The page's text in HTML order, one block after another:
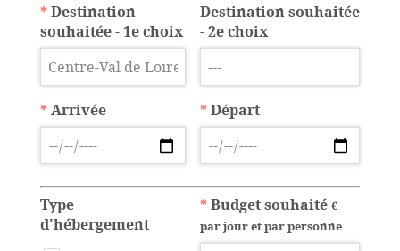
*Destination
souhaitée - 1e choix
Destination souhaitée
- 2e choix
*Arrivée *Départ
Type
d'hébergement
*Budget souhaité €
par jour et par personne